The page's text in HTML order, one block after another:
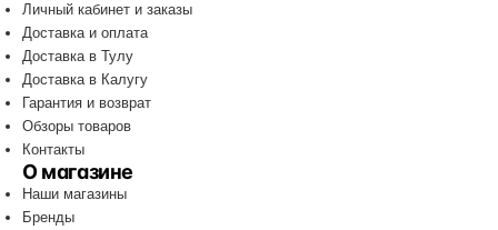
Личный кабинет и заказы
Доставка и оплата
Доставка в Тулу
Доставка в Калугу
Гарантия и возврат
Обзоры товаров
Контакты
О магазине
Наши магазины
Бренды